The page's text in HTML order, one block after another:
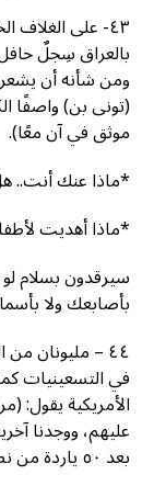
٤٣- على
بالعراق سِجلٌ حافل
ومن شأنه أن
(تونى بن) واصفًا
موثق في آن معًا).
*ماذا عنك أنت..
*ماذا أهديت
سيرقدون بسلام
بأصابعك ولا
٤٤ – مليونان
في التسعينيات
الأمريكية يقول:
عليهم، ووجدنا
بعد ٥٠ ياردة من نصف الجسم الأعلى)!